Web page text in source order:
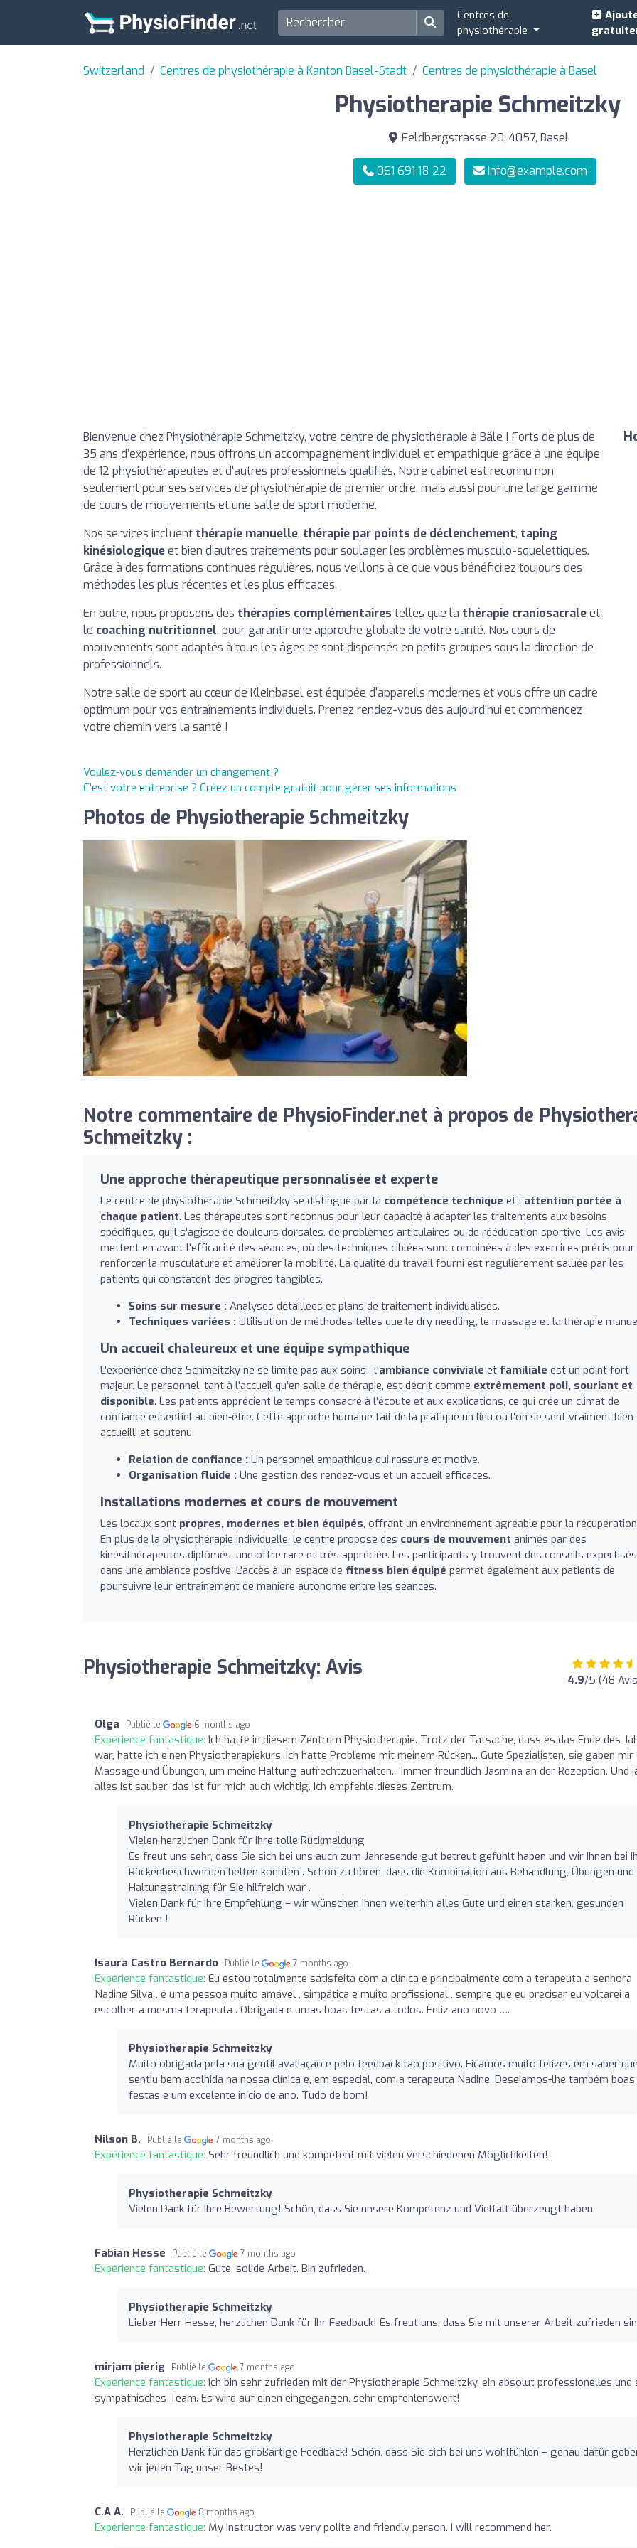
Centres de
physiothérapie
Switzerland Centres de physiothérapie à Kanton Basel-Stadt Centres de physiothérapie à Basel
Physiotherapie Schmeitzky
Feldbergstrasse 20, 4057, Basel
061 691 18 22 info@example.com
Bienvenue chez Physiothérapie Schmeitzky, votre centre de physiothérapie à Bâle ! Forts de plus de
35 ans d’expérience, nous offrons un accompagnement individuel et empathique grâce à une équipe
de 12 physiothérapeutes et d'autres professionnels qualifiés. Notre cabinet est reconnu non
seulement pour ses services de physiothérapie de premier ordre, mais aussi pour une large gamme
de cours de mouvements et une salle de sport moderne.
Nos services incluent thérapie manuelle, thérapie par points de déclenchement, taping
kinésiologiqueet bien d’autres traitements pour soulager les problèmes musculo-squelettiques.
Grâce à des formations continues régulières, nous veillons à ce que vous bénéficiiez toujours des
méthodes les plus récentes et les plus efficaces.
En outre, nous proposons des thérapies complémentaires telles que la thérapie craniosacraleet
le coaching nutritionnel, pour garantir une approche globale de votre santé. Nos cours de
mouvements sont adaptés à tous les âges et sont dispensés en petits groupes sous la direction de
professionnels.
Notre salle de sport au cœur de Kleinbasel est équipée d'appareils modernes et vous offre un cadre
optimum pour vos entraînements individuels. Prenez rendez-vous dès aujourd'hui et commencez
votre chemin vers la santé !
Voulez-vous demander un changement ?
C'est votre entreprise ? Créez un compte gratuit pour gérer ses informations
Photos de Physiotherapie Schmeitzky
Notre commentaire de PhysioFinder.net à propos de
Schmeitzky :
Une approche thérapeutique personnalisée et experte
Le centre de physiothérapie Schmeitzky se distingue par la compétence technique et l'attention portée à
chaque patient. Les thérapeutes sont reconnus pour leur capacité à adapter les traitements aux besoins
spécifiques, qu'il s'agisse de douleurs dorsales, de problèmes articulaires ou de rééducation sportive. Les avis
mettent en avant l'efficacité des séances, où des techniques ciblées sont combinées à des exercices précis pour
renforcer la musculature et améliorer la mobilité. La qualité du travail fourni est régulièrement saluée par les
patients qui constatent des progrès tangibles.
Soins sur mesure : Analyses détaillées et plans de traitement individualisés.
Techniques variées : Utilisation de méthodes telles que le dry needling, le massage et la thérapie
Un accueil chaleureux et une équipe sympathique
L'expérience chez Schmeitzky ne se limite pas aux soins ; l'ambiance conviviale et familiale est un point fort
majeur. Le personnel, tant à l'accueil qu'en salle de thérapie, est décrit comme extrêmement poli, souriant et
disponible. Les patients apprécient le temps consacré à l'écoute et aux explications, ce qui crée un climat de
confiance essentiel au bien-être. Cette approche humaine fait de la pratique un lieu où l'on se sent vraiment bien
accueilli et soutenu.
Relation de confiance : Un personnel empathique qui rassure et motive.
Organisation fluide : Une gestion des rendez-vous et un accueil efficaces.
Installations modernes et cours de mouvement
Les locaux sont propres, modernes et bien équipés, offrant un environnement agréable pour la
En plus de la physiothérapie individuelle, le centre propose des cours de mouvement animés par des
kinésithérapeutes diplômés, une offre rare et très appréciée. Les participants y trouvent des conseils expertisés
dans une ambiance positive. L'accès à un espace de fitness bien équipé permet également aux patients de
poursuivre leur entraînement de manière autonome entre les séances.
Physiotherapie Schmeitzky: Avis 4.9/5 (48
Olga Publié le 6 months ago
Expérience fantastique: Ich hatte in diesem Zentrum Physiotherapie. Trotz der Tatsache, dass es das Ende des
war, hatte ich einen Physiotherapiekurs. Ich hatte Probleme mit meinem Rücken... Gute Spezialisten, sie gaben mir
Massage und Übungen, um meine Haltung aufrechtzuerhalten... Immer freundlich Jasmina an der Rezeption. Und
alles ist sauber, das ist für mich auch wichtig. Ich empfehle dieses Zentrum.
Physiotherapie Schmeitzky
Vielen herzlichen Dank für Ihre tolle Rückmeldung
Es freut uns sehr, dass Sie sich bei uns auch zum Jahresende gut betreut gefühlt haben und wir Ihnen bei
Rückenbeschwerden helfen konnten . Schön zu hören, dass die Kombination aus Behandlung, Übungen und
Haltungstraining für Sie hilfreich war .
Vielen Dank für Ihre Empfehlung – wir wünschen Ihnen weiterhin alles Gute und einen starken, gesunden
Rücken !
Isaura Castro Bernardo Publié le 7 months ago
Expérience fantastique: Eu estou totalmente satisfeita com a clínica e principalmente com a terapeuta a senhora
Nadine Silva , é uma pessoa muito amável , simpática e muito profissional , sempre que eu precisar eu voltarei a
escolher a mesma terapeuta . Obrigada e umas boas festas a todos. Feliz ano novo ….
Physiotherapie Schmeitzky
Muito obrigada pela sua gentil avaliação e pelo feedback tão positivo. Ficamos muito felizes em saber
sentiu bem acolhida na nossa clínica e, em especial, com a terapeuta Nadine. Desejamos-lhe também boas
festas e um excelente início de ano. Tudo de bom!
Nilson B. Publié le 7 months ago
Expérience fantastique: Sehr freundlich und kompetent mit vielen verschiedenen Möglichkeiten!
Physiotherapie Schmeitzky
Vielen Dank für Ihre Bewertung! Schön, dass Sie unsere Kompetenz und Vielfalt überzeugt haben.
Fabian Hesse Publié le 7 months ago
Expérience fantastique: Gute, solide Arbeit. Bin zufrieden.
Physiotherapie Schmeitzky
Lieber Herr Hesse, herzlichen Dank für Ihr Feedback! Es freut uns, dass Sie mit unserer Arbeit zufrieden
mirjam pierig Publié le 7 months ago
Expérience fantastique: Ich bin sehr zufrieden mit der Physiotherapie Schmeitzky, ein absolut professionelles und
sympathisches Team. Es wird auf einen eingegangen, sehr empfehlenswert!
Physiotherapie Schmeitzky
Herzlichen Dank für das großartige Feedback! Schön, dass Sie sich bei uns wohlfühlen – genau dafür
wir jeden Tag unser Bestes!
C.A A. Publié le 8 months ago
Expérience fantastique: My instructor was very polite and friendly person. I will recommend her.